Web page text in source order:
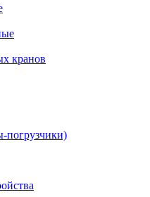
кранов
погрузчики)